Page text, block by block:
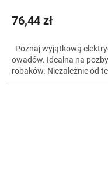
76,44 zł
Poznaj wyjątkową
owadów. Idealna na
robaków. Niezależnie od